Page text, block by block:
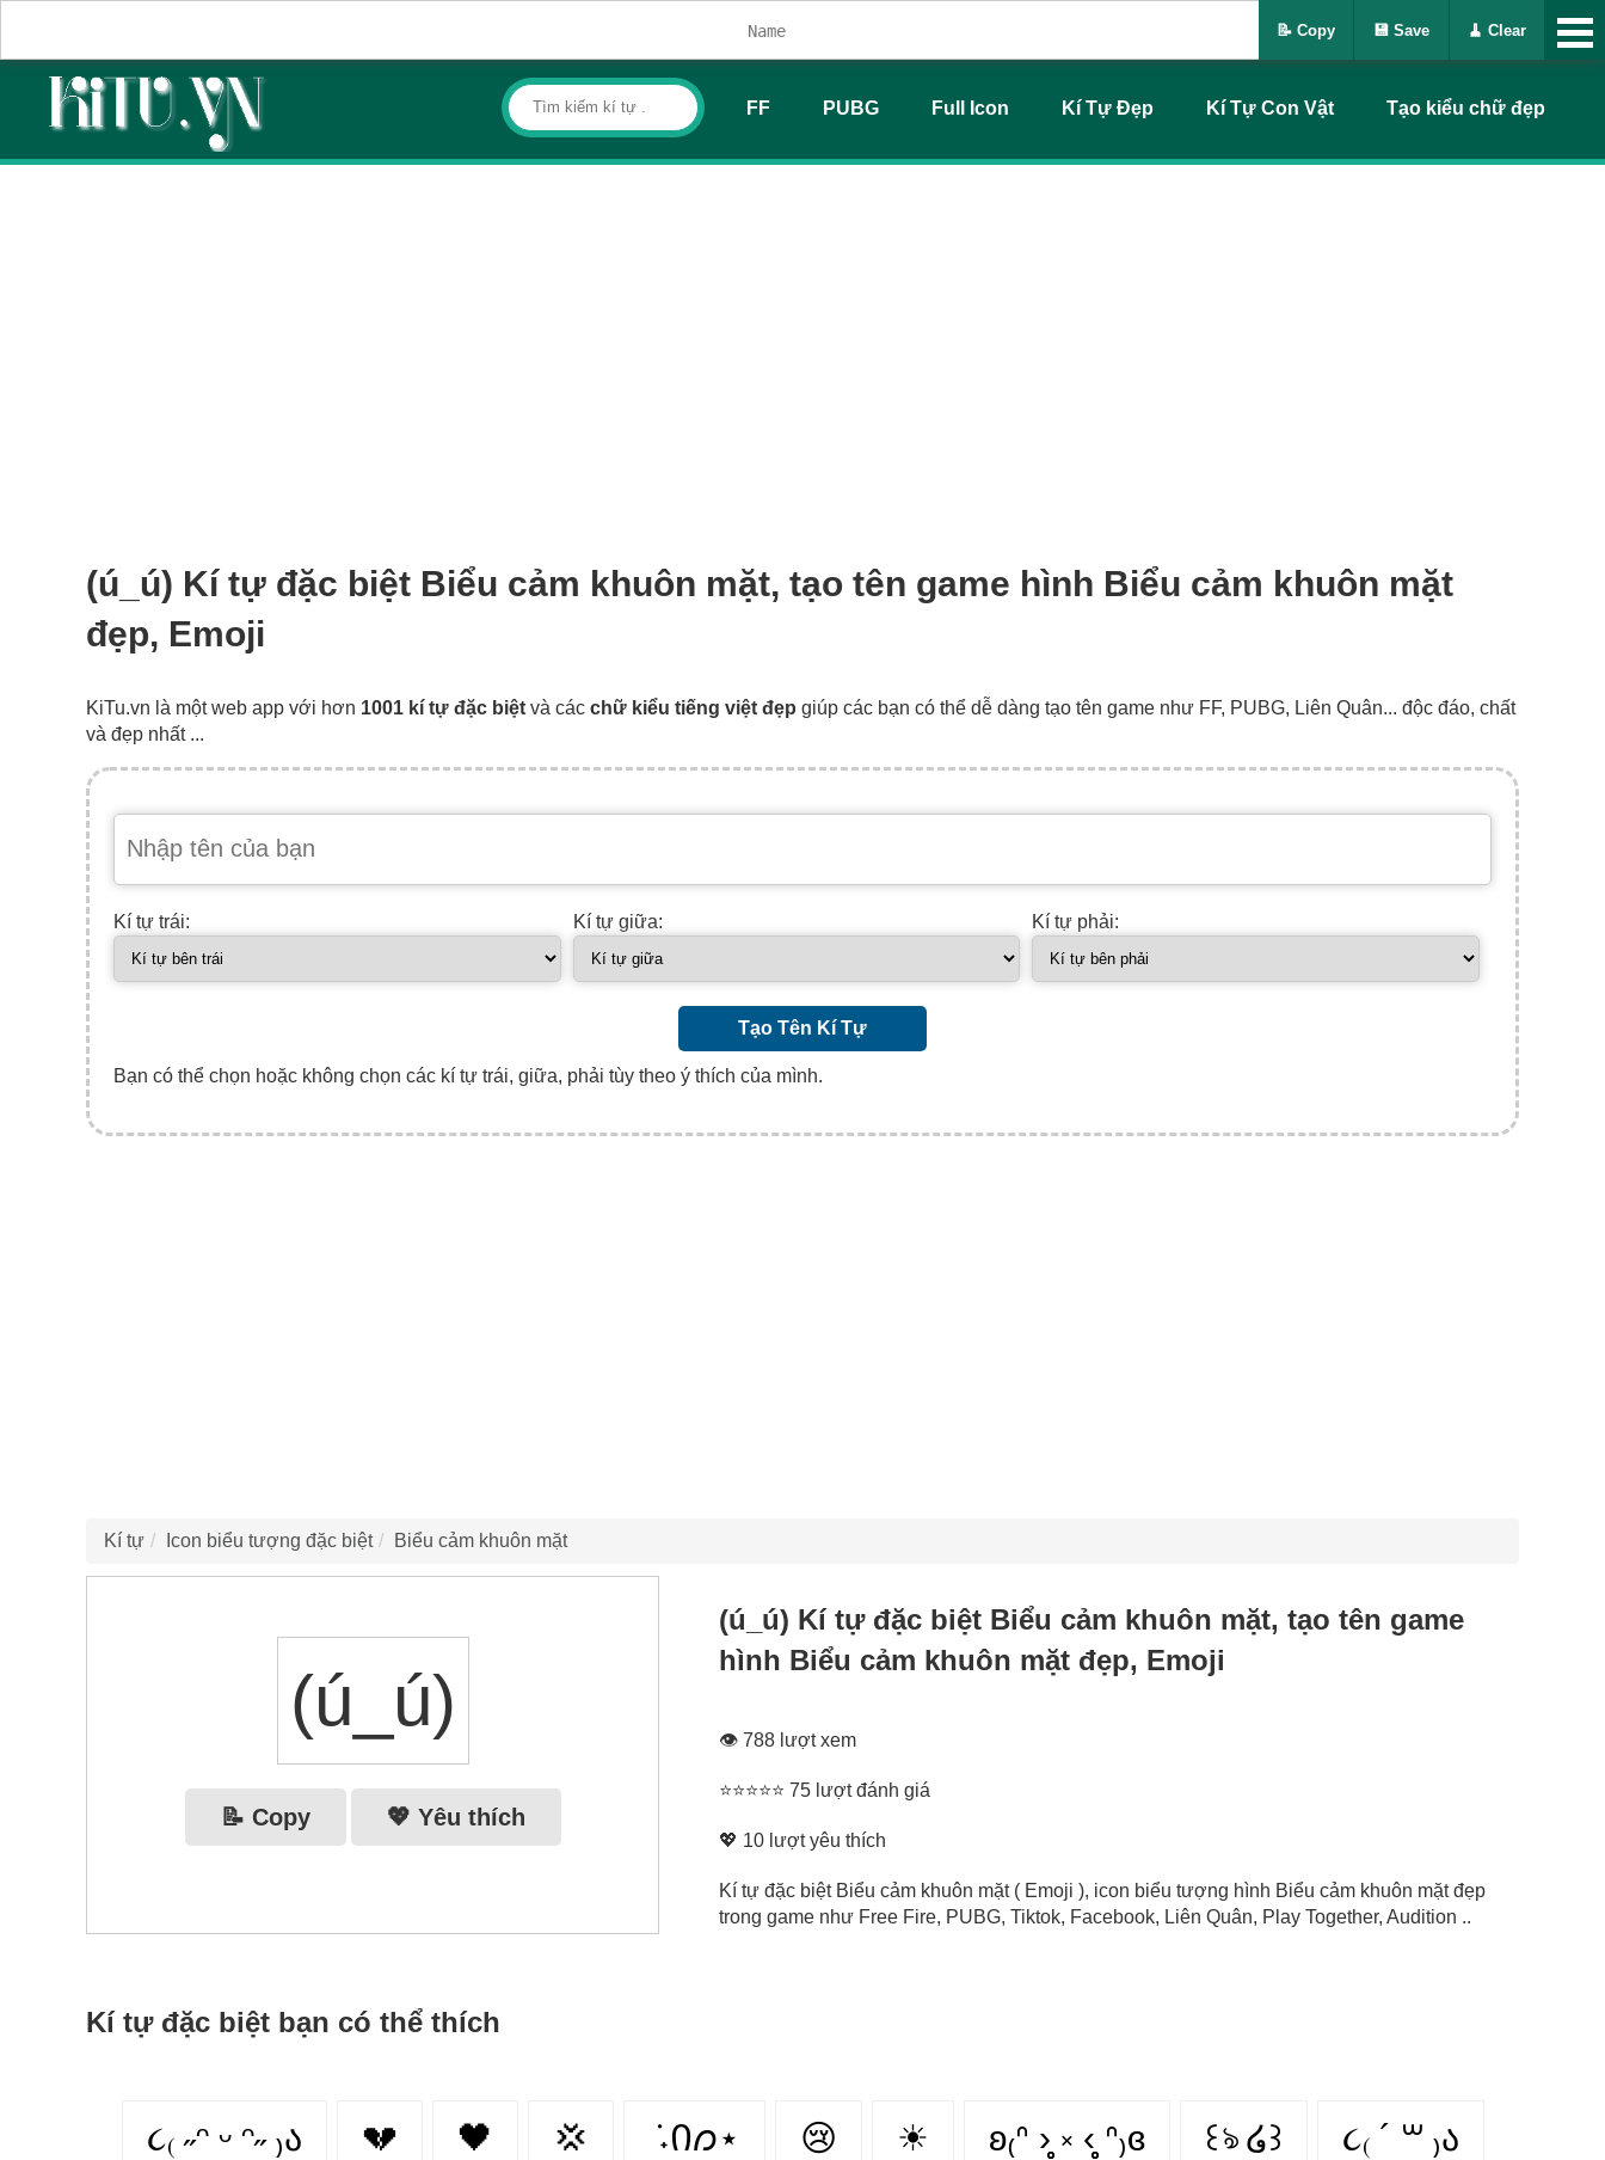
FF PUBG Full Icon Kí Tự Đẹp Kí Tự Con Vật Tạo kiểu chữ đẹp
(ú_ú) Kí tự đặc biệt Biểu cảm khuôn mặt, tạo tên game hình Biểu cảm khuôn mặt
đẹp, Emoji
KiTu.vn là một web app với hơn 1001 kí tự đặc biệt và các chữ kiểu tiếng việt đẹp giúp các bạn có thể dễ dàng tạo tên game như FF, PUBG, Liên Quân... độc đáo, chất
và đẹp nhất ...
Kí tự trái: Kí tự giữa: Kí tự phải:
Tạo Tên Kí Tự
Bạn có thể chọn hoặc không chọn các kí tự trái, giữa, phải tùy theo ý thích của mình.
Kí tự Icon biểu tượng đặc biệt Biểu cảm khuôn mặt
(ú_ú)
📝 Copy 💖 Yêu thích
(ú_ú) Kí tự đặc biệt Biểu cảm khuôn mặt, tạo tên game
hình Biểu cảm khuôn mặt đẹp, Emoji
👁 788 lượt xem
⭐⭐⭐⭐⭐ 75 lượt đánh giá
💖 10 lượt yêu thích
Kí tự đặc biệt Biểu cảm khuôn mặt ( Emoji ), icon biểu tượng hình Biểu cảm khuôn mặt đẹp
trong game như Free Fire, PUBG, Tiktok, Facebook, Liên Quân, Play Together, Audition ..
Kí tự đặc biệt bạn có thể thích
૮₍ ˶ᵔ ᵕ ᵔ˶ ₎ა 💔 🖤 💢 ݁ ˖Ი𐑼⋆ 😢 ☀ ʚ₍ᐢ ›̥̥̥ ༝ ‹̥̥̥ ᐢ₎ɞ ꒰ঌ ໒꒱ ૮₍ ´ ꒳ ₎ა
📝 Copy 💾 Save 🧹 Clear